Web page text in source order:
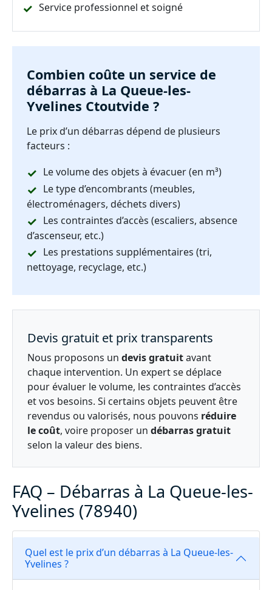
Service professionnel et soigné
Combien coûte un service de
débarras à La Queue-les-
Yvelines Ctoutvide ?
Le prix d’un débarras dépend de plusieurs
facteurs :
Le volume des objets à évacuer (en m³)
Le type d’encombrants (meubles,
électroménagers, déchets divers)
Les contraintes d’accès (escaliers, absence
d’ascenseur, etc.)
Les prestations supplémentaires (tri,
nettoyage, recyclage, etc.)
Devis gratuit et prix transparents
Nous proposons un devis gratuitavant
chaque intervention. Un expert se déplace
pour évaluer le volume, les contraintes d’accès
et vos besoins. Si certains objets peuvent être
revendus ou valorisés, nous pouvons réduire
le coût, voire proposer un débarras gratuit
selon la valeur des biens.
FAQ – Débarras à La Queue-les-
Yvelines (78940)
Quel est le prix d’un débarras à La Queue-les-
Yvelines ?